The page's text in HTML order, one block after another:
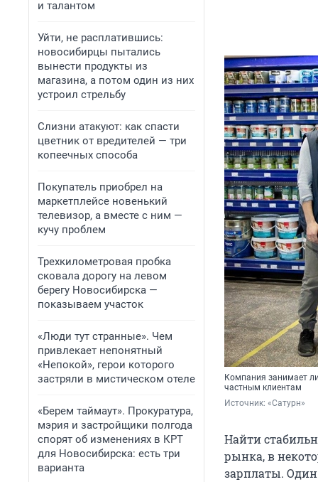
и талантом
Уйти, не расплатившись:
новосибирцы пытались
вынести продукты из
магазина, а потом один из них
устроил стрельбу
Слизни атакуют: как спасти
цветник от вредителей — три
копеечных способа
Покупатель приобрел на
маркетплейсе новенький
телевизор, а вместе с ним —
кучу проблем
Трехкилометровая пробка
сковала дорогу на левом
берегу Новосибирска —
показываем участок
«Люди тут странные». Чем
привлекает непонятный
«Непокой», герои которого
застряли в мистическом отеле
«Берем таймаут». Прокуратура,
мэрия и застройщики полгода
спорят об изменениях в КРТ
для Новосибирска: есть три
варианта
Компания занимает
частным клиентам
Источник: «Сатурн»
Найти
рынка, в
зарплаты.